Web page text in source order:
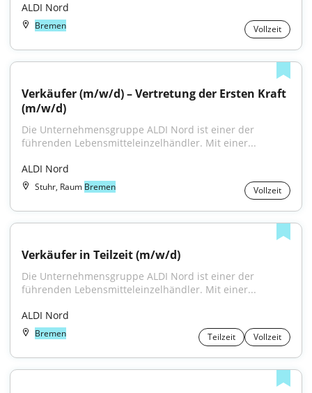
ALDI Nord
Bremen Vollzeit
Verkäufer (m/w/d) – Vertretung der Ersten Kraft
(m/w/d)
Die Unternehmensgruppe ALDI Nord ist einer der
führenden Lebensmitteleinzelhändler. Mit einer...
ALDI Nord
Stuhr, Raum Bremen Vollzeit
Verkäufer in Teilzeit (m/w/d)
Die Unternehmensgruppe ALDI Nord ist einer der
führenden Lebensmitteleinzelhändler. Mit einer...
ALDI Nord
Bremen Teilzeit Vollzeit